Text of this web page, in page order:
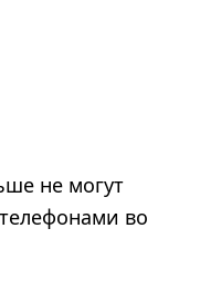
не могут
во